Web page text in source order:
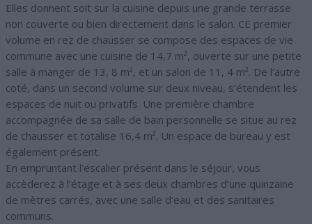
Elles donnent soit sur la cuisine depuis une grande terrasse
non couverte ou bien directement dans le salon. CE premier
volume en rez de chausser se compose des espaces de vie
commune avec une cuisine de 14,7 m², ouverte sur une petite
salle à manger de 13, 8 m², et un salon de 11, 4 m². De l’autre
coté, dans un second volume sur deux niveau, s’étendent les
espaces de nuit ou privatifs. Une première chambre
accompagnée de sa salle de bain personnelle se situe au rez
de chausser et totalise 16,4 m². Un espace de bureau y est
également présent.
En empruntant l’escalier présent dans le séjour, vous
accèderez à l’étage et à ses deux chambres d’une quinzaine
de mètres carrés, avec une salle d’eau et des sanitaires
communs.